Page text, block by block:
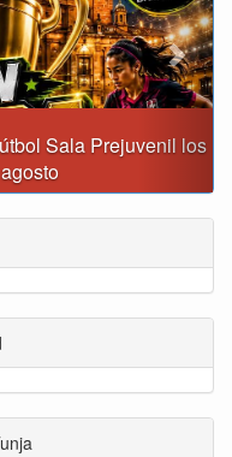
de corrupción que
en regalías